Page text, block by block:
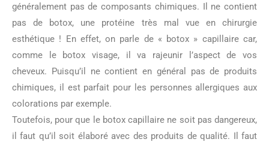
généralement pas de composants chimiques. Il ne contient
pas de botox, une protéine très mal vue en chirurgie
esthétique ! En effet, on parle de « botox » capillaire car,
comme le botox visage, il va rajeunir l’aspect de vos
cheveux. Puisqu’il ne contient en général pas de produits
chimiques, il est parfait pour les personnes allergiques aux
colorations par exemple.
Toutefois, pour que le botox capillaire ne soit pas dangereux,
il faut qu’il soit élaboré avec des produits de qualité. Il faut